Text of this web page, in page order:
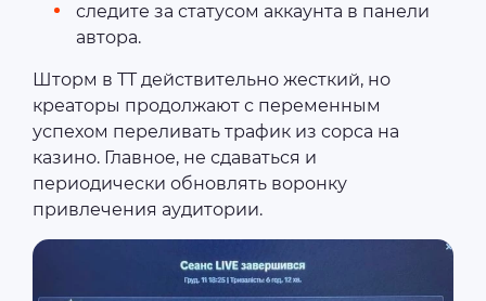
следите за статусом аккаунта в панели
автора.
Шторм в TT действительно жесткий, но
креаторы продолжают с переменным
успехом переливать трафик из сорса на
казино. Главное, не сдаваться и
периодически обновлять воронку
привлечения аудитории.